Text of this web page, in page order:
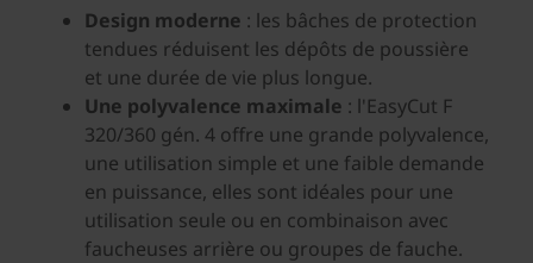
Design moderne : les bâches de protection
tendues réduisent les dépôts de poussière
et une durée de vie plus longue.
Une polyvalence maximale : l'EasyCut F
320/360 gén. 4 offre une grande polyvalence,
une utilisation simple et une faible demande
en puissance, elles sont idéales pour une
utilisation seule ou en combinaison avec
faucheuses arrière ou groupes de fauche.